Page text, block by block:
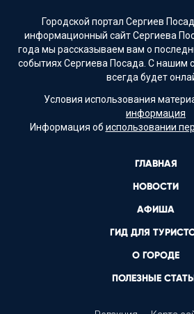
Городской портал Сергиев
информационный сайт Сергиева
года мы рассказываем вам о
событиях Сергиева Посада. С нашим
всегда будет
Условия использования
информация
Информация об использовании
ГЛАВНАЯ
НОВОСТИ
АФИША
ГИД ДЛЯ
О ГОРОДЕ
ПОЛЕЗНЫЕ